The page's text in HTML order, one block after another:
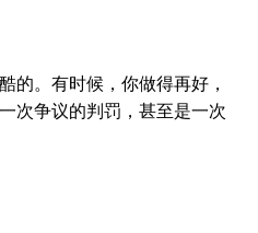
的。有时候，你做得再好，
次争议的判罚，甚至是一次